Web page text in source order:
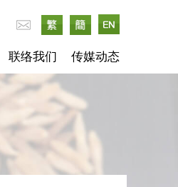
联络我们 传媒动态